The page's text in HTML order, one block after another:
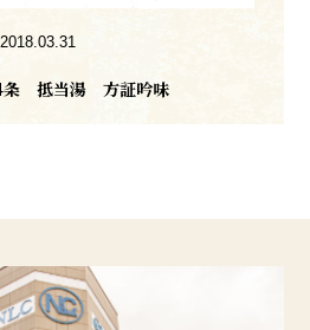
2018.03.31
条 抵当湯 方証吟味